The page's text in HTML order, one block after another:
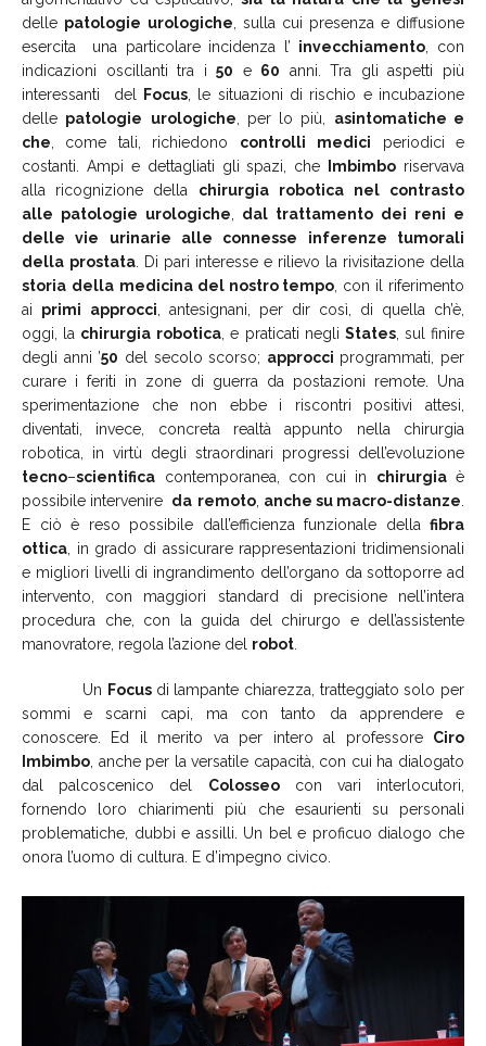
delle patologie urologiche , sulla cui presenza e diffusione
esercita una particolare incidenza l’ invecchiamento , con
indicazioni oscillanti tra i50 e 60 anni. Tra gli aspetti più
interessanti del Focus , le situazioni di rischio e incubazione
delle patologie urologiche , per lo più, asintomatiche e
che , come tali, richiedono controlli medici periodici e
costanti. Ampi e dettagliati gli spazi, che Imbimbo riservava
alla ricognizione della chirurgia robotica nel
contrasto
alle patologie urologiche dal trattamento dei reni e
delle
vie urinarie alle connesse inferenze
tumorali
della prostata . Di pari interesse e rilievo la rivisitazione della
storia della medicina del nostro tempo , con il riferimento
ai primi approcci , antesignani, per dir così, di quella ch’è,
oggi, la chirurgia robotica , e praticati negli States, sul finire
degli anni ’50 del secolo scorso; approcci programmati, per
curare i feriti in zone di guerra da postazioni remote. Una
sperimentazione che non ebbe i riscontri positivi attesi,
diventati, invece, concreta realtà appunto nella chirurgia
robotica, in virtù degli straordinari progressi dell’evoluzione
tecno–scientifica contemporanea, con cui in chirurgiaè
possibile intervenire da remoto, anche su macro-distanze
E ciò è reso possibile dall’efficienza funzionale della fibra
ottica , in grado di assicurare rappresentazioni tridimensionali
e migliori livelli di ingrandimento dell’organo da sottoporre ad
intervento, con maggiori standard di precisione nell’intera
procedura che, con la guida del chirurgo e dell’assistente
manovratore, regola l’azione del robot
Un Focus di lampante chiarezza, tratteggiato solo per
sommi e scarni capi, ma con tanto da apprendere e
conoscere. Ed il merito va per intero al professore Ciro
Imbimbo , anche per la versatile capacità, con cui ha dialogato
dal palcoscenico del Colosseocon vari interlocutori,
fornendo loro chiarimenti più che esaurienti su personali
problematiche, dubbi e assilli. Un bel e proficuo dialogo che
onora l’uomo di cultura. E d’impegno civico.